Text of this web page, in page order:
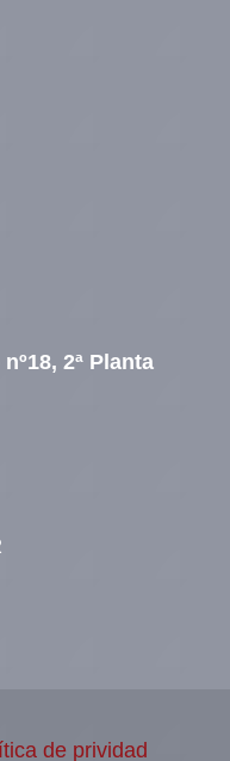
2ª Planta
de prividad